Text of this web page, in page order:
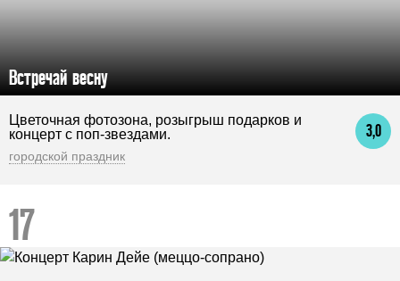
Встречай весну
3,0
Цветочная фотозона, розыгрыш подарков и
концерт с поп-звездами.
городской праздник